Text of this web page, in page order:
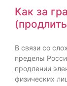
Как за
В связи со
пределы
продлении
физических